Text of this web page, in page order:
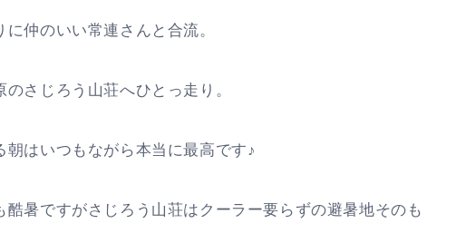
仲のいい常連さんと合流。
さじろう山荘へひとっ走り。
朝はいつもながら本当に最高です♪
酷暑ですがさじろう山荘はクーラー要らずの避暑地そのも